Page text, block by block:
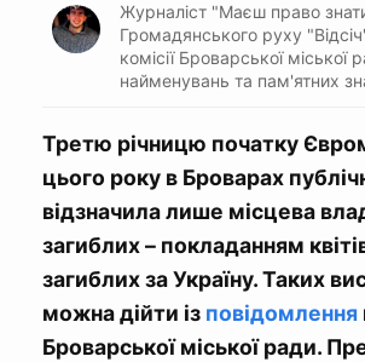
Журналіст "Маєш право
Громадянського руху
комісії Броварської міської
найменувань та пам'ятних
Третю річницю початку
цього року в Броварах
відзначила лише місцева
загиблих – покладанням
загиблих за Україну. Таких
можна дійти із повідомлення
Броварської міської ради.